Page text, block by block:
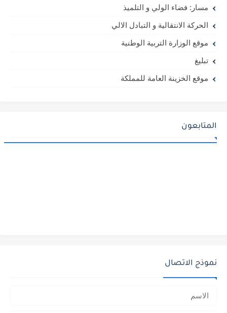
مسار: فضاء الولي و التلميذ
الحركة الانتقالية و التبادل الالي
موقع الوزارة التربية الوطنية
تبليغ
موقع الخزينة العامة للمملكة
المتابعون
نموذج الاتصال